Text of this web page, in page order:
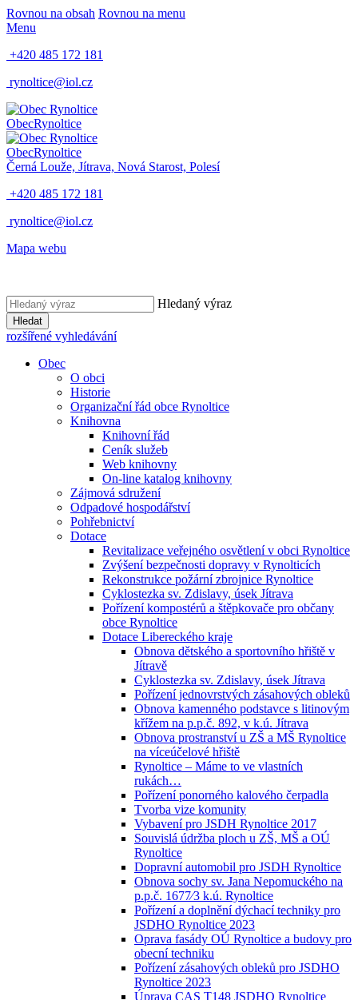
Rovnou na obsah Rovnou na menu
Menu
+420 485 172 181
rynoltice@iol.cz
ObecRynoltice
ObecRynoltice
Černá Louže, Jítrava, Nová Starost, Polesí
+420 485 172 181
rynoltice@iol.cz
Mapa webu
Hledaný výraz
Hledat
rozšířené vyhledávání
Obec
O obci
Historie
Organizační řád obce Rynoltice
Knihovna
Knihovní řád
Ceník služeb
Web knihovny
On-line katalog knihovny
Zájmová sdružení
Odpadové hospodářství
Pohřebnictví
Dotace
Revitalizace veřejného osvětlení v obci Rynoltice
Zvýšení bezpečnosti dopravy v Rynolticích
Rekonstrukce požární zbrojnice Rynoltice
Cyklostezka sv. Zdislavy, úsek Jítrava
Pořízení kompostérů a štěpkovače pro občany
obce Rynoltice
Dotace Libereckého kraje
Obnova dětského a sportovního hřiště v
Jítravě
Cyklostezka sv. Zdislavy, úsek Jítrava
Pořízení jednovrstvých zásahových obleků
Obnova kamenného podstavce s litinovým
křížem na p.p.č. 892, v k.ú. Jítrava
Obnova prostranství u ZŠ a MŠ Rynoltice
na víceúčelové hřiště
Rynoltice – Máme to ve vlastních
rukách…
Pořízení ponorného kalového čerpadla
Tvorba vize komunity
Vybavení pro JSDH Rynoltice 2017
Souvislá údržba ploch u ZŠ, MŠ a OÚ
Rynoltice
Dopravní automobil pro JSDH Rynoltice
Obnova sochy sv. Jana Nepomuckého na
p.p.č. 1677⁄3 k.ú. Rynoltice
Pořízení a doplnění dýchací techniky pro
JSDHO Rynoltice 2023
Oprava fasády OÚ Rynoltice a budovy pro
obecní techniku
Pořízení zásahových obleků pro JSDHO
Rynoltice 2023
Úprava CAS T148 JSDHO Rynoltice